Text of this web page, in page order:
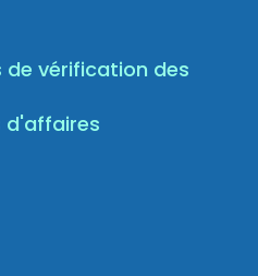
vérification des
d'affaires